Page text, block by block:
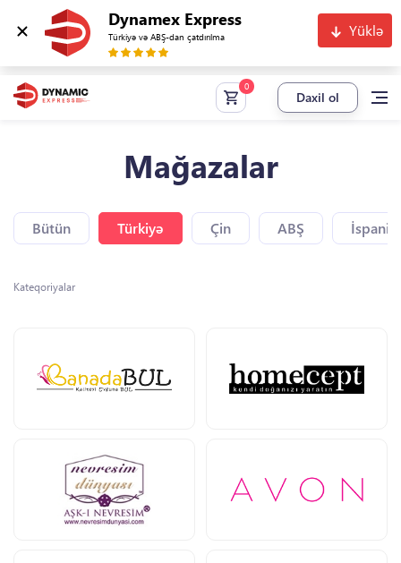
Dynamex Express
Türkiyə və ABŞ-dan çatdırılma Yüklə
Daxil ol
Mağazalar
Bütün Türkiyə Çin ABŞ
Kateqoriyalar